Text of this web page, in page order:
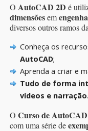
O AutoCAD 2D é
dimensõesem
diversos outros ramos
Conheça os
AutoCAD;
Aprenda a criar e
Tudo de forma
vídeos e narração.
O Curso de
com uma série de